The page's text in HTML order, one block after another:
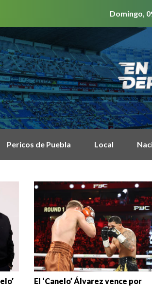
Domingo,
Pericos de Puebla Local
El ‘Canelo’ Álvarez vence por